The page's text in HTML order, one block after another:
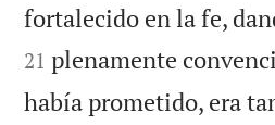
fortalecido en la fe,
21 plenamente
había prometido, era